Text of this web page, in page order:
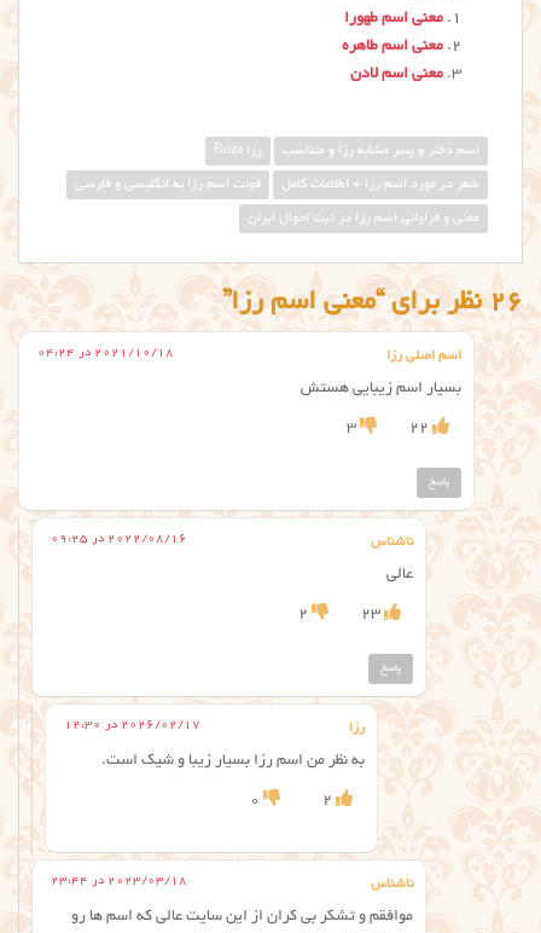
معنی اسم طهورا
معنی اسم طاهره
معنی اسم لادن
اسم دختر و پسر مشابه رزا و متناسب رزا Roza
شعر در مورد اسم رزا + اطلاعات کامل فونت اسم رزا به انگلیسی و فارسی
معنی و فراوانی اسم رزا در ثبت احوال ایران
26 نظر برای “معنی اسم رزا”
اسم اصلی رزا 2021/10/18 در 04:24
بسیار اسم زیبایی هستش
22
3
پاسخ
ناشناس 2022/08/16 در 09:25
عالی
23
2
پاسخ
رزا 2026/02/17 در 12:30
به نظر من اسم رزا بسیار زیبا و شیک است.
2
0
ناشناس 2023/03/18 در 23:44
موافقم و تشکر بی کران از این سایت عالی که اسم ها رو